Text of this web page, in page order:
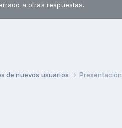
a otras respuestas.
de nuevos usuarios Presentación